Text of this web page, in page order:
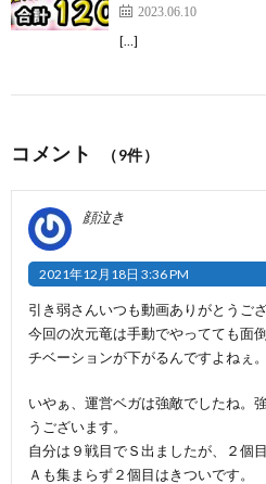
2023.06.10
[…]
コメント （9件）
顔泣き
2021年12月18日 3:36 PM
引き弱さんいつも動画ありがとうご
今回の次元竜は手動でやってても面
チベーションが下がるんですよねぇ。
いやぁ、運営ベガは強敵でしたね。
うございます。
自分は９戦目でＳ出ましたが、２個
Ａも集まらず２個目はきついです。